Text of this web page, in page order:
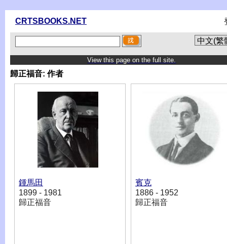
CRTSBOOKS.NET
View this page on the full site.
歸正福音: 作者
鍾馬田
1899 - 1981
歸正福音
賓克
1886 - 1952
歸正福音